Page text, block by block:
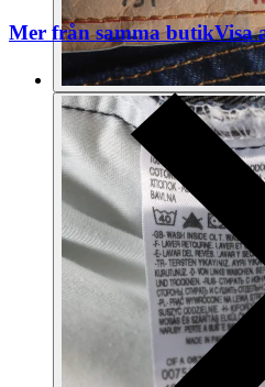
Mer från samma butikVisa